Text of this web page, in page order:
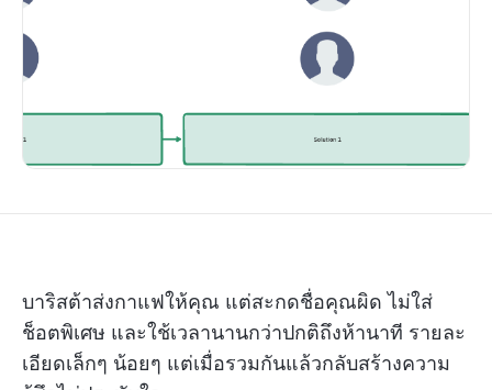
บาริสต้าส่งกาแฟให้คุณ แต่สะกดชื่อคุณผิด ไม่ใส่
ช็อตพิเศษ และใช้เวลานานกว่าปกติถึงห้านาที รายละ
เอียดเล็กๆ น้อยๆ แต่เมื่อรวมกันแล้วกลับสร้างความ